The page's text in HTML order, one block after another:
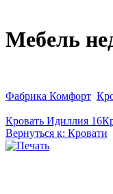
Мебель
Фабрика Комфорт
Кровать Идиллия 16
Вернуться к: Кровати